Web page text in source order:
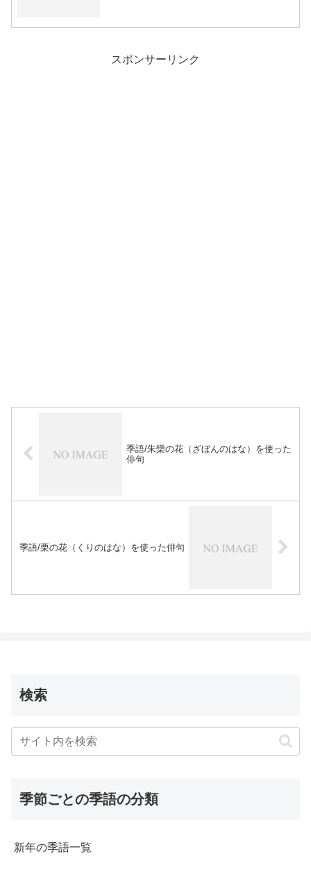
スポンサーリンク
季語/朱欒の花（ざぼんのはな）を使った
俳句
季語/栗の花（くりのはな）を使った俳句
検索
季節ごとの季語の分類
新年の季語一覧